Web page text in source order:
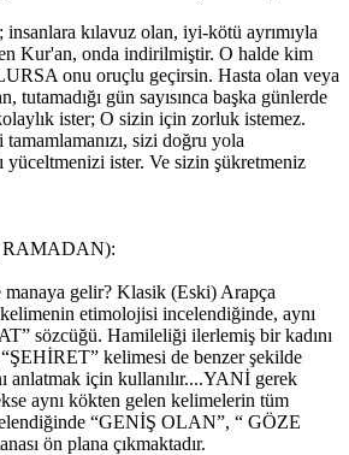
insanlara kılavuz olan, iyi-kötü ayrımıyla
Kur'an, onda indirilmiştir. O halde kim
onu oruçlu geçirsin. Hasta olan veya
tutamadığı gün sayısınca başka günlerde
ister; O sizin için zorluk istemez.
sizi doğru yola
yüceltmenizi ister. Ve sizin şükretmeniz
gelir? Klasik (Eski) Arapça
etimolojisi incelendiğinde, aynı
sözcüğü. Hamileliği ilerlemiş bir kadını
kelimesi de benzer şekilde
anlatmak için kullanılır....YANİ gerek
aynı kökten gelen kelimelerin tüm
“GENİŞ OLAN”, “ GÖZE
ön plana çıkmaktadır.